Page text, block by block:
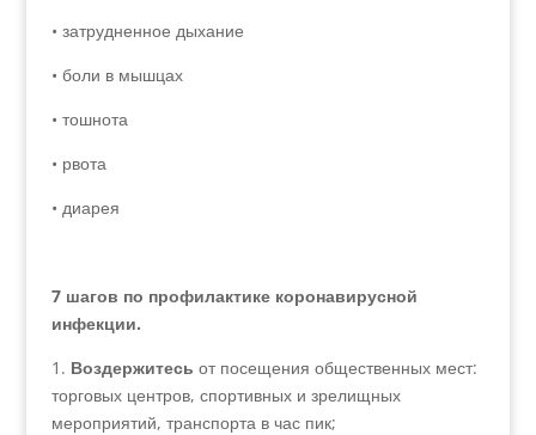
• затрудненное дыхание
• боли в мышцах
• тошнота
• рвота
• диарея
7 шагов по профилактике коронавирусной
инфекции.
1. Воздержитесь от посещения общественных мест:
торговых центров, спортивных и зрелищных
мероприятий, транспорта в час пик;